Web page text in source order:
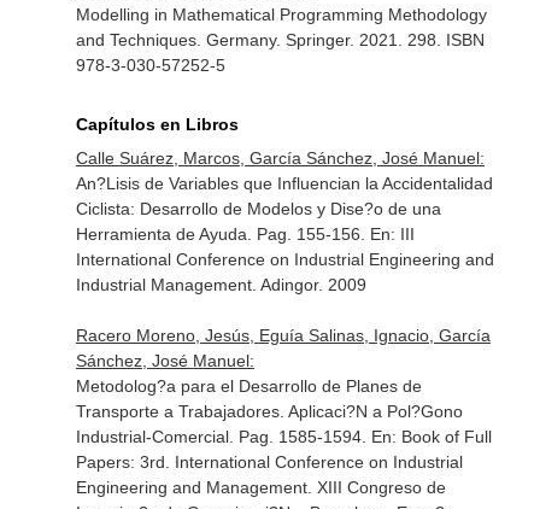
Modelling in Mathematical Programming Methodology
and Techniques. Germany. Springer. 2021. 298. ISBN
978-3-030-57252-5
Capítulos en Libros
Calle Suárez, Marcos, García Sánchez, José Manuel:
An?Lisis de Variables que Influencian la Accidentalidad
Ciclista: Desarrollo de Modelos y Dise?o de una
Herramienta de Ayuda. Pag. 155-156. En: III
International Conference on Industrial Engineering and
Industrial Management. Adingor. 2009
Racero Moreno, Jesús, Eguía Salinas, Ignacio, García
Sánchez, José Manuel:
Metodolog?a para el Desarrollo de Planes de
Transporte a Trabajadores. Aplicaci?N a Pol?Gono
Industrial-Comercial. Pag. 1585-1594. En: Book of Full
Papers: 3rd. International Conference on Industrial
Engineering and Management. XIII Congreso de